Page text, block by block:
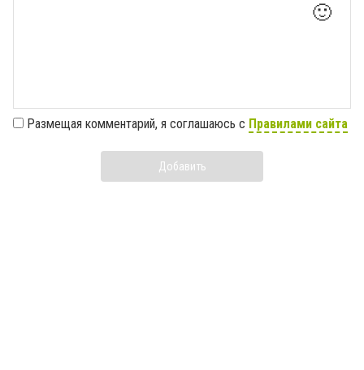
🙂
Размещая комментарий, я соглашаюсь с Правилами сайта
Добавить